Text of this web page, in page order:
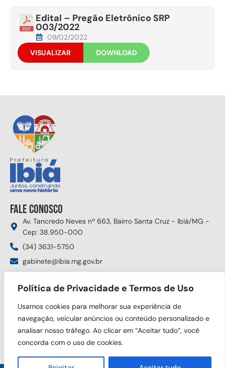
Política de Privacidade e Termos de Uso
Usamos cookies para melhorar sua experiência de
navegação, veicular anúncios ou conteúdo personalizado e
analisar nosso tráfego. Ao clicar em “Aceitar tudo”, você
concorda com o uso de cookies.
Edital – Pregão Eletrônico SRP
003/2022
09/02/2022
VISUALIZAR
DOWNLOAD
Fale conosco
Av. Tancredo Neves nº 663, Bairro Santa Cruz - Ibiá/MG -
Cep: 38.950-000
(34) 3631-5750
gabinete@ibia.mg.gov.br
Siga nas redes sociais